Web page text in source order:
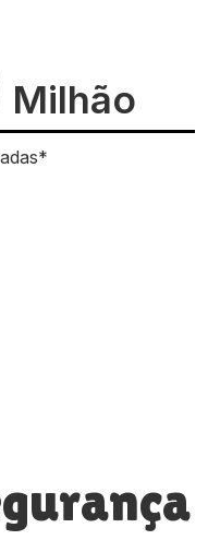
Milhão